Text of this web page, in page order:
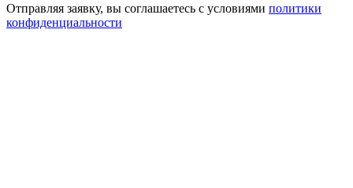
Отправляя заявку, вы соглашаетесь с условиями политики
конфиденциальности